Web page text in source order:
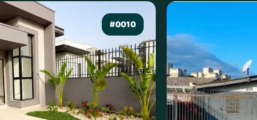
#0010